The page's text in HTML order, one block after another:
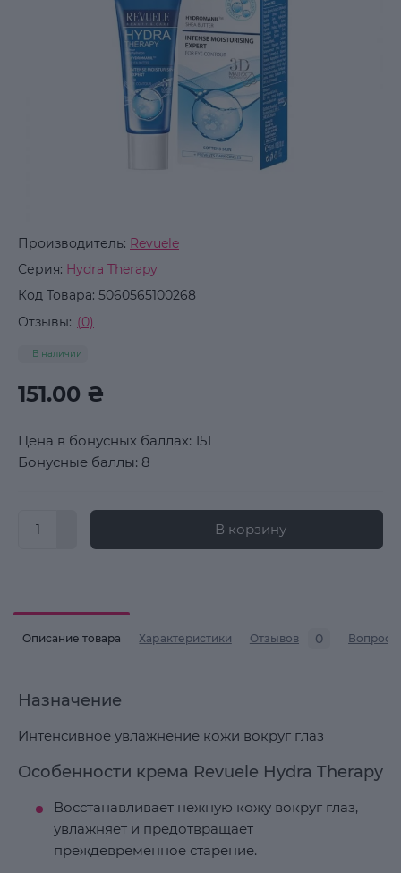
Производитель: Revuele
Серия: Hydra Therapy
Код Товара: 5060565100268
Отзывы: (0)
В наличии
151.00 ₴
Цена в бонусных баллах: 151
Бонусные баллы: 8
В корзину
Описание товара Характеристики Отзывов 0 Вопросы
Назначение
Интенсивное увлажнение кожи вокруг глаз
Особенности крема Revuele Hydra Therapy
Восстанавливает нежную кожу вокруг глаз,
увлажняет и предотвращает
преждевременное старение.